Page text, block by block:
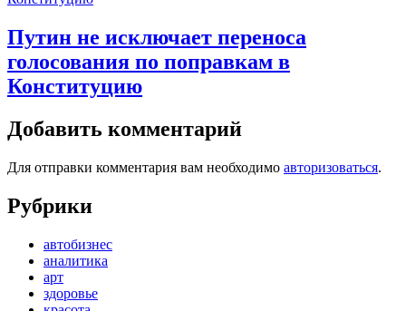
Путин не исключает переноса
голосования по поправкам в
Конституцию
Добавить комментарий
Для отправки комментария вам необходимо авторизоваться.
Рубрики
автобизнес
аналитика
арт
здоровье